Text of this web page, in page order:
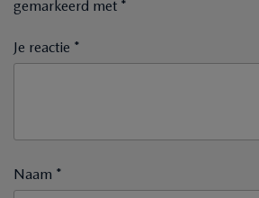
gemarkeerd met *
Je reactie *
Naam *